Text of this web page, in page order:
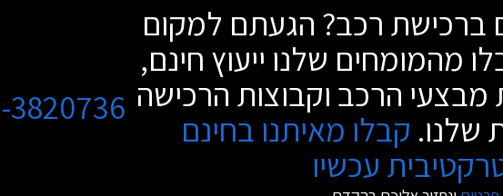
ברכישת רכב? הגעתם למקום
מהמומחים שלנו ייעוץ חינם,
מבצעי הרכב וקבוצות הרכישה
שלנו. קבלו מאיתנו בחינם
עכשיו
3820736